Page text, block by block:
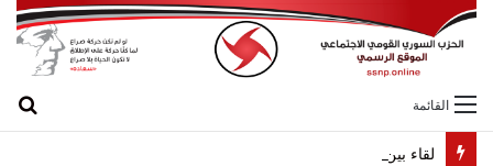
القائمة